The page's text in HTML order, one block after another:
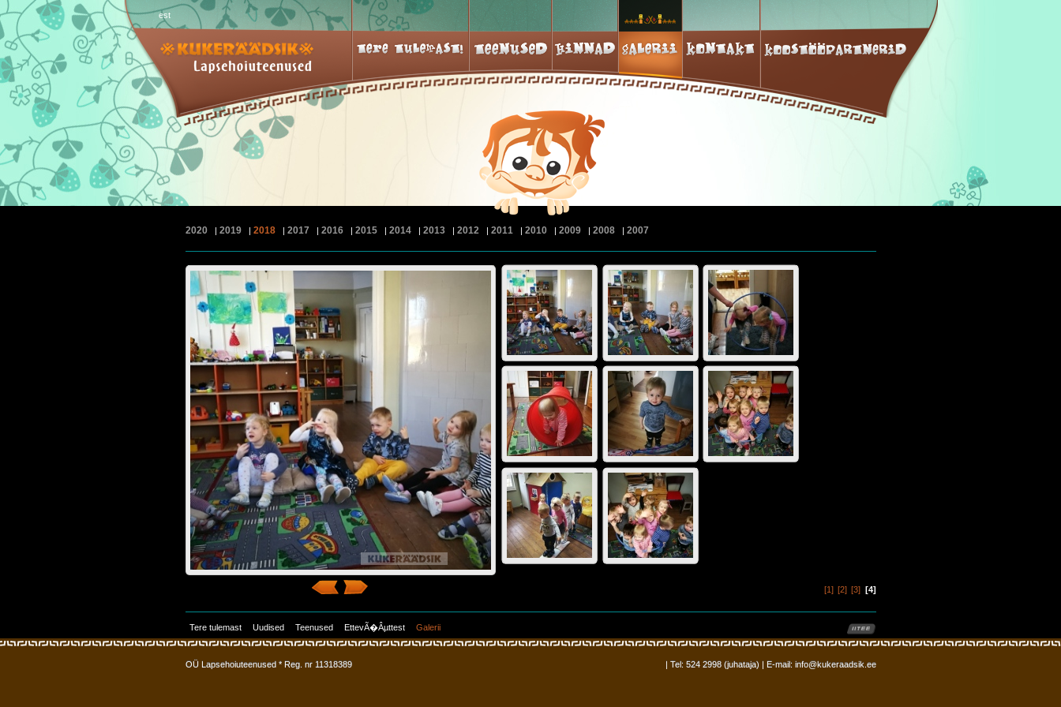
est
2020 | 2019 | 2018 | 2017 | 2016 | 2015 | 2014 | 2013 | 2012 | 2011 | 2010 |2009 |2008 |2007
1 2 3 4
Tere tulemast Uudised Teenused EttevÃ�Âµttest Galerii
OÜ Lapsehoiuteenused * Reg. nr 11318389 | Tel: 524 2998 (juhataja) | E-mail: info@kukeraadsik.ee